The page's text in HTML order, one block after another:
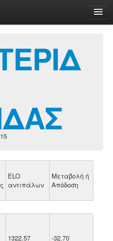
ELO
αντιπάλων
Μεταβολή ή
Απόδοση
1322.57 -32.70